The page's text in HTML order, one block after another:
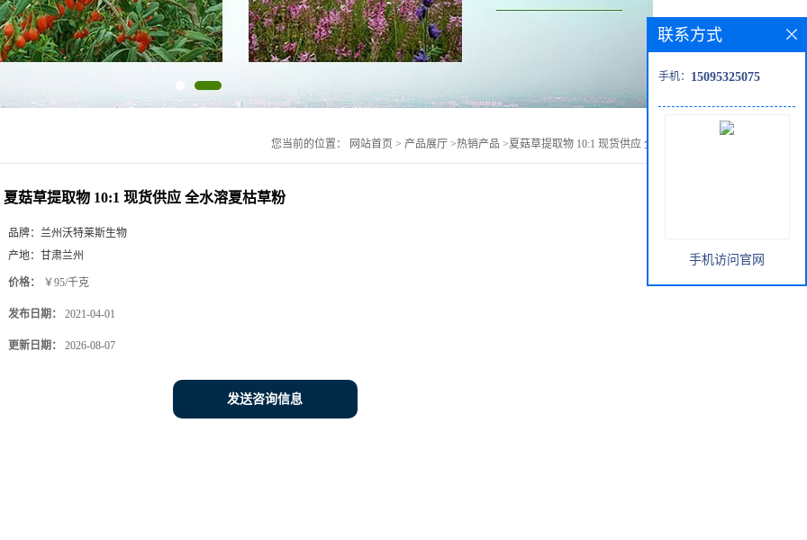
您当前的位置： 网站首页 > 产品展厅 >热销产品 >夏菇草提取物 10:1 现货供应 全水溶夏枯草粉
夏菇草提取物 10:1 现货供应 全水溶夏枯草粉
品牌： 兰州沃特莱斯生物
产地： 甘肃兰州
价格： ￥95/千克
发布日期： 2021-04-01
更新日期： 2026-08-07
发送咨询信息
联系方式
手机： 15095325075
手机访问官网